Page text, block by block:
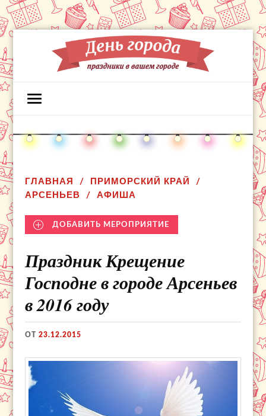
ГЛАВНАЯ
ПРИМОРСКИЙ КРАЙ
АРСЕНЬЕВ
АФИША
ДОБАВИТЬ МЕРОПРИЯТИЕ
Праздник Крещение
Господне в городе Арсеньев
в 2016 году
ОТ23.12.2015